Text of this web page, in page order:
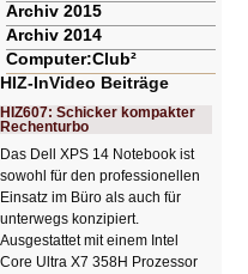
Archiv 2015
Archiv 2014
Computer:Club²
HIZ-InVideo Beiträge
HIZ607: Schicker kompakter
Rechenturbo
Das Dell XPS 14 Notebook ist
sowohl für den professionellen
Einsatz im Büro als auch für
unterwegs konzipiert.
Ausgestattet mit einem Intel
Core Ultra X7 358H Prozessor